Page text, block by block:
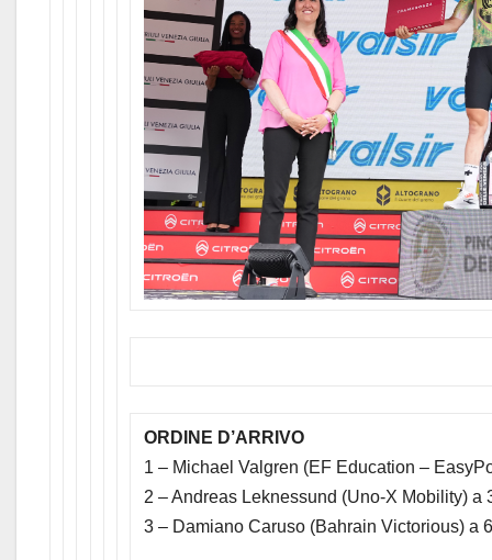
ORDINE D’ARRIVO
1 – Michael Valgren (EF Education –
2 – Andreas Leknessund (Uno-X Mobility) a
3 – Damiano Caruso (Bahrain Victorious) a